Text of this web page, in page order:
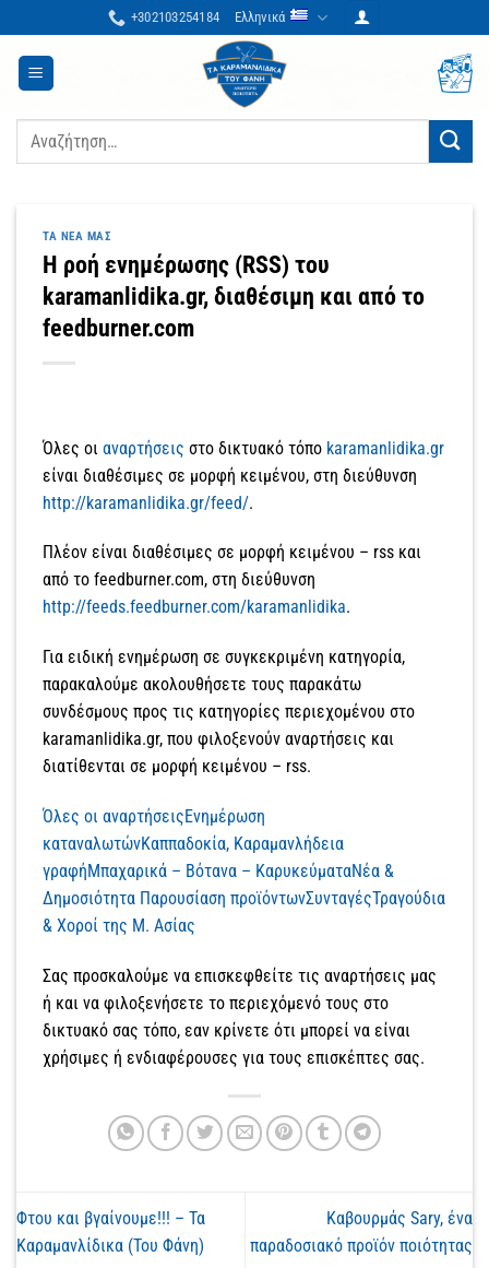
στο
περιεχόμενο
+302103254184 Ελληνικά
Αναζήτηση
ΤΑ ΝΈΑ ΜΑΣ
Η ροή ενημέρωσης (RSS) του
karamanlidika.gr, διαθέσιμη και από το
feedburner.com
Όλες οι αναρτήσεις στο δικτυακό τόπο karamanlidika.gr
είναι διαθέσιμες σε μορφή κειμένου, στη διεύθυνση
http://karamanlidika.gr/feed/.
Πλέον είναι διαθέσιμες σε μορφή κειμένου – rss και
από το feedburner.com, στη διεύθυνση
http://feeds.feedburner.com/karamanlidika.
Για ειδική ενημέρωση σε συγκεκριμένη κατηγορία,
παρακαλούμε ακολουθήσετε τους παρακάτω
συνδέσμους προς τις κατηγορίες περιεχομένου στο
karamanlidika.gr, που φιλοξενούν αναρτήσεις και
διατίθενται σε μορφή κειμένου – rss.
Όλες οι αναρτήσειςΕνημέρωση
καταναλωτώνΚαππαδοκία, Καραμανλήδεια
γραφήΜπαχαρικά – Βότανα – ΚαρυκεύματαΝέα &
Δημοσιότητα Παρουσίαση προϊόντωνΣυνταγέςΤραγούδια
& Χοροί της Μ. Ασίας
Σας προσκαλούμε να επισκεφθείτε τις αναρτήσεις μας
ή και να φιλοξενήσετε το περιεχόμενό τους στο
δικτυακό σας τόπο, εαν κρίνετε ότι μπορεί να είναι
χρήσιμες ή ενδιαφέρουσες για τους επισκέπτες σας.
Φτου και βγαίνουμε!!! – Τα
Καραμανλίδικα (Του Φάνη)
Καβουρμάς Sary, ένα
παραδοσιακό προϊόν ποιότητας